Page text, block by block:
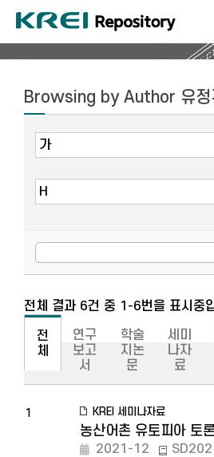
Browsing by Author 유정
전체 결과 6건 중 1-6번을 표시중
전
체
연구
보고
서
학술
지논
문
세미
나자
료
1 KREI 세미나자료
농산어촌 유토피아 토
2021-12